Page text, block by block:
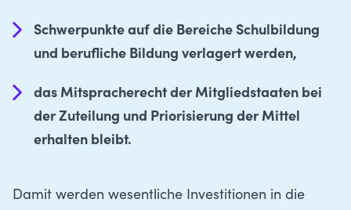
Schwerpunkte auf die Bereiche Schulbildung
und berufliche Bildung verlagert werden,
das Mitspracherecht der Mitgliedstaaten bei
der Zuteilung und Priorisierung der Mittel
erhalten bleibt.
Damit werden wesentliche Investitionen in die